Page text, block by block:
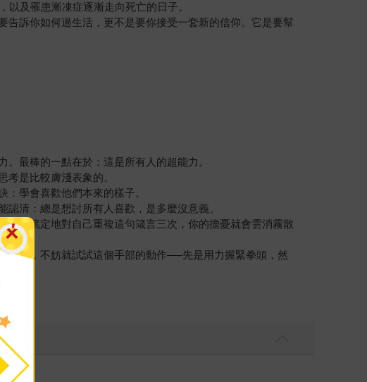
以及罹患漸凍症逐漸走向死亡的日子。
訴你如何過生活，更不是要你接受一套新的信仰。它是要幫
最棒的一點在於：這是所有人的超能力。
是比較膚淺表象的。
學會喜歡他們本來的樣子。
清：總是想討所有人喜歡，是多麼沒意義。
與篤定地對自己重複這句箴言三次，你的擔憂就會雲消霧散
身上，不妨就試試這個手部的動作──先是用力握緊拳頭，然